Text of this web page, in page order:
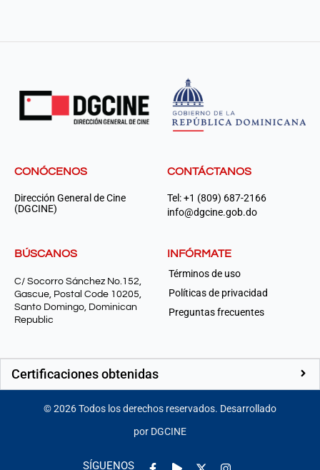
CONÓCENOS
Dirección General de Cine
(DGCINE)
CONTÁCTANOS
Tel: +1 (809) 687-2166
info@dgcine.gob.do
BÚSCANOS
C/ Socorro Sánchez No.152,
Gascue, Postal Code 10205,
Santo Domingo, Dominican
Republic
INFÓRMATE
Términos de uso
Políticas de privacidad
Preguntas frecuentes
Certificaciones obtenidas
©2026Todos los derechos reservados. Desarrollado
por DGCINE
SÍGUENOS
Facebook-
Play Instagram